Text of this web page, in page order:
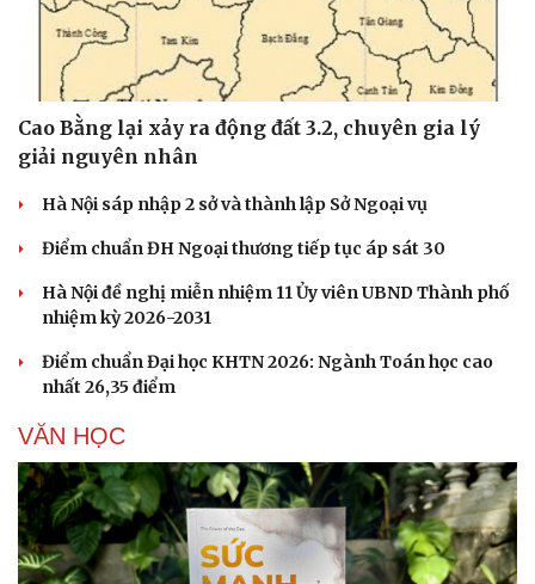
Du lịch
Tư vấn
Săn Tour
check-in
Podcast
Câu chuyện thời sự
Đọc truyện đêm khuya
Cửa sổ tình yêu
Cao Bằng lại xảy ra động đất 3.2, chuyên gia lý
giải nguyên nhân
Hà Nội sáp nhập 2 sở và thành lập Sở Ngoại vụ
Điểm chuẩn ĐH Ngoại thương tiếp tục áp sát 30
Hà Nội đề nghị miễn nhiệm 11 Ủy viên UBND Thành phố
nhiệm kỳ 2026-2031
Điểm chuẩn Đại học KHTN 2026: Ngành Toán học cao
nhất 26,35 điểm
VĂN HỌC